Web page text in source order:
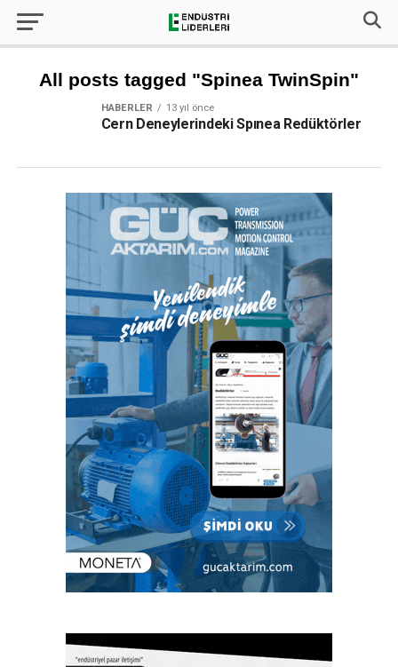
All posts tagged "Spinea TwinSpin"
HABERLER 13 yıl önce
Cern Deneylerindeki Spınea Redüktörler